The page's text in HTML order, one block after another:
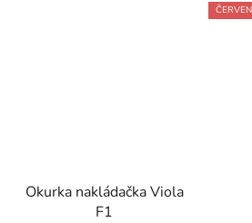
Okurka nakládačka Viola
F1